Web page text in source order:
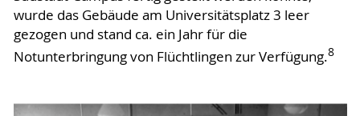
wurde das Gebäude am Universitätsplatz 3 leer
gezogen und stand ca. ein Jahr für die
Notunterbringung von Flüchtlingen zur Verfügung.8